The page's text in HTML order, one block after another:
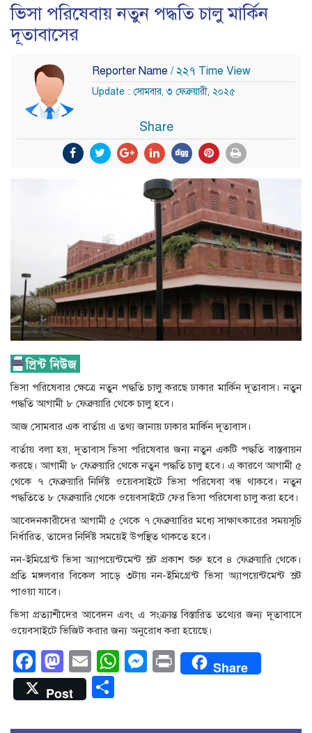
ভিসা পরিষেবায় নতুন পদ্ধতি চালু মার্কিন
দূতাবাসের
Reporter Name / ২২৭ Time View
Update : সোমবার, ৩ ফেব্রুয়ারী, ২০২৫
Share
ভিসা পরিষেবার ক্ষেত্রে নতুন পদ্ধতি চালু করছে ঢাকার মার্কিন দূতাবাস। নতুন
পদ্ধতি আগামী ৮ ফেব্রুয়ারি থেকে চালু হবে।
আজ সোমবার এক বার্তায় এ তথ্য জানায় ঢাকার মার্কিন দূতাবাস।
বার্তায় বলা হয়, দূতাবাস ভিসা পরিষেবার জন্য নতুন একটি পদ্ধতি বাস্তবায়ন
করছে। আগামী ৮ ফেব্রুয়ারি থেকে নতুন পদ্ধতি চালু হবে। এ কারণে আগামী ৫
থেকে ৭ ফেব্রুয়ারি নির্দিষ্ট ওয়েবসাইটে ভিসা পরিষেবা বন্ধ থাকবে। নতুন
পদ্ধতিতে ৮ ফেব্রুয়ারি থেকে ওয়েবসাইটে ফের ভিসা পরিষেবা চালু করা হবে।
আবেদনকারীদের আগামী ৫ থেকে ৭ ফেব্রুয়ারির মধ্যে সাক্ষাৎকারের সময়সূচি
নির্ধারিত, তাদের নির্দিষ্ট সময়েই উপস্থিত থাকতে হবে।
নন-ইমিগ্রেন্ট ভিসা অ্যাপয়েন্টমেন্ট স্লট প্রকাশ শুরু হবে ৪ ফেব্রুয়ারি থেকে।
প্রতি মঙ্গলবার বিকেল সাড়ে ৩টায় নন-ইমিগ্রেন্ট ভিসা অ্যাপয়েন্টমেন্ট স্লট
পাওয়া যাবে।
ভিসা প্রত্যাশীদের আবেদন এবং এ সংক্রান্ত বিস্তারিত তথ্যের জন্য দূতাবাসে
ওয়েবসাইটে ভিজিট করার জন্য অনু‌রোধ করা হ‌য়ে‌ছে।
Facebook
Mastodon
EmailWhatsApp
Messenger
PrintShare
Post